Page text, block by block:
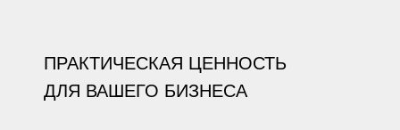
ПРАКТИЧЕСКАЯ ЦЕННОСТЬ
ДЛЯ ВАШЕГО БИЗНЕСА